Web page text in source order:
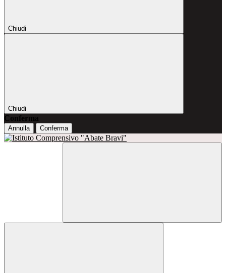
Chiudi
Chiudi
Conferma
Annulla Conferma